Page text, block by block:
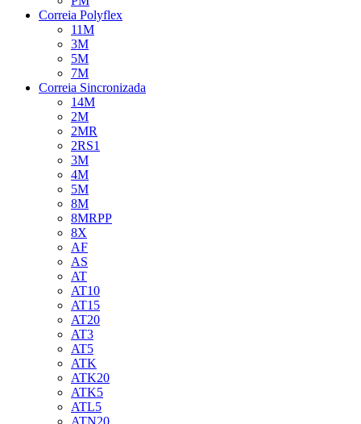
Correia Polyflex
11M
3M
5M
7M
Correia Sincronizada
14M
2M
2MR
2RS1
3M
4M
5M
8M
8MRPP
8X
AF
AS
AT
AT10
AT15
AT20
AT3
AT5
ATK
ATK20
ATK5
ATL5
ATN20